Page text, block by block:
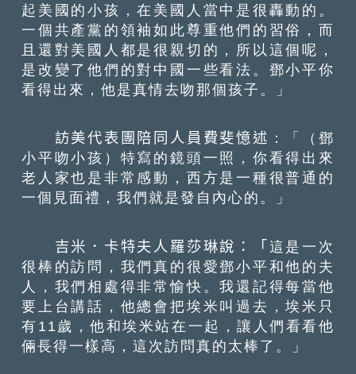
起美國的小孩，在美國人當中是很轟動的。
一個共產黨的領袖如此尊重他們的習俗，而
且還對美國人都是很親切的，所以這個呢，
是改變了他們的對中國一些看法。鄧小平你
看得出來，他是真情去吻那個孩子。」
訪美代表團陪同人員費斐憶述 ：「（鄧
小平吻小孩）特寫的鏡頭一照，你看得出來
老人家也是非常感動，西方是一種很普通的
一個見面禮，我們就是發自內心的。」
吉米．卡特夫人羅莎琳說：「這是一次
很棒的訪問，我們真的很愛鄧小平和他的夫
人，我們相處得非常愉快。我還記得每當他
要上台講話，他總會把埃米叫過去，埃米只
有11歲，他和埃米站在一起，讓人們看看他
倆長得一樣高，這次訪問真的太棒了。」